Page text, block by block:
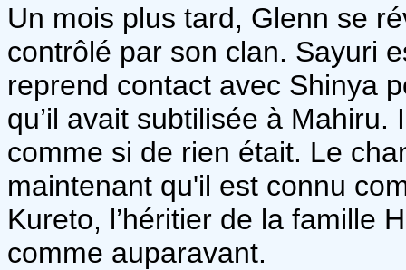
Un mois plus tard, Glenn se
contrôlé par son clan. Sayuri
reprend contact avec Shinya
qu’il avait subtilisée à
comme si de rien était. Le
maintenant qu'il est connu
Kureto, l’héritier de la famille
comme auparavant.